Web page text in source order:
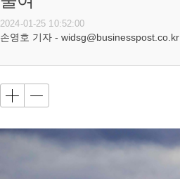
2024-01-25 10:52:00
손영호 기자 - widsg@businesspost.co.kr